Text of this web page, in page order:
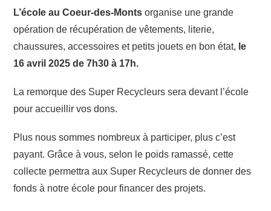
L’école au Coeur-des-Monts organise une grande
opération de récupération de vêtements, literie,
chaussures, accessoires et petits jouets en bon état, le
16 avril 2025 de 7h30 à 17h.
La remorque des Super Recycleurs sera devant l’école
pour accueillir vos dons.
Plus nous sommes nombreux à participer, plus c’est
payant. Grâce à vous, selon le poids ramassé, cette
collecte permettra aux Super Recycleurs de donner des
fonds à notre école pour financer des projets.